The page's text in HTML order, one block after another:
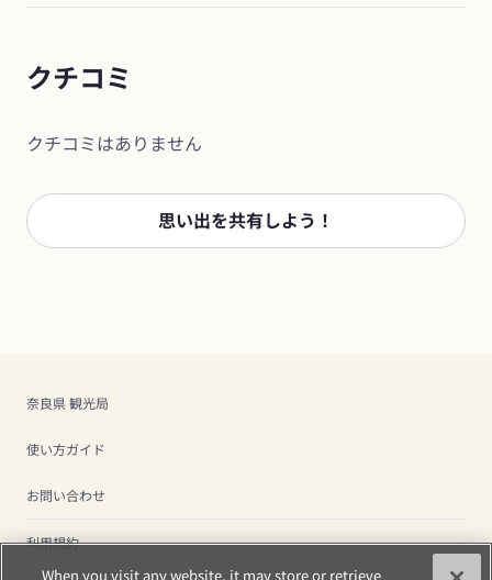
クチコミ
クチコミはありません
思い出を共有しよう！
奈良県 観光局
使い方ガイド
お問い合わせ
利用規約
When you visit any website, it may store or retrieve